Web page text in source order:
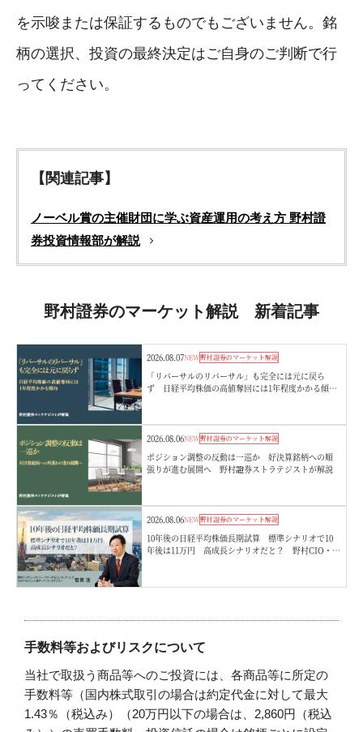
を示唆または保証するものでもございません。銘
柄の選択、投資の最終決定はご自身のご判断で行
ってください。
【関連記事】
ノーベル賞の主催財団に学ぶ資産運用の考え方 野村證
券投資情報部が解説
野村證券のマーケット解説 新着記事
2026.08.07NEW野村證券のマーケット解説
「リバーサルのリバーサル」も完全には元に戻ら
ず 日経平均株価の高値奪回には1年程度かかる傾
2026.08.06NEW野村證券のマーケット解説
ポジション調整の反動は一巡か 好決算銘柄への順
張りが進む展開へ 野村證券ストラテジストが解説
2026.08.06NEW野村證券のマーケット解説
10年後の日経平均株価長期試算 標準シナリオで10
年後は11万円 高成長シナリオだと？ 野村CIO・宮
手数料等およびリスクについて
当社で取扱う商品等へのご投資には、各商品等に所定の
手数料等（国内株式取引の場合は約定代金に対して最大
1.43％（税込み）（20万円以下の場合は、2,860円（税込